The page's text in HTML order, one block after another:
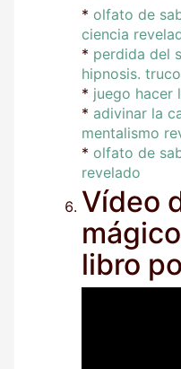
* olfato de
ciencia
* perdida del
hipnosis.
* juego hacer
* adivinar la
mentalismo
* olfato de
revelado
Vídeo
libro